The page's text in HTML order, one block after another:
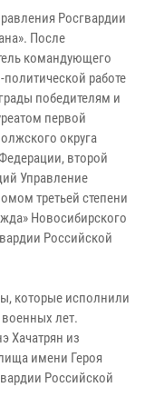
Росгвардии
После
командующего
работе
победителям и
первой
округа
второй
Управление
третьей степени
Новосибирского
Российской
которые исполнили
лет.
Хачатрян из
имени Героя
Российской